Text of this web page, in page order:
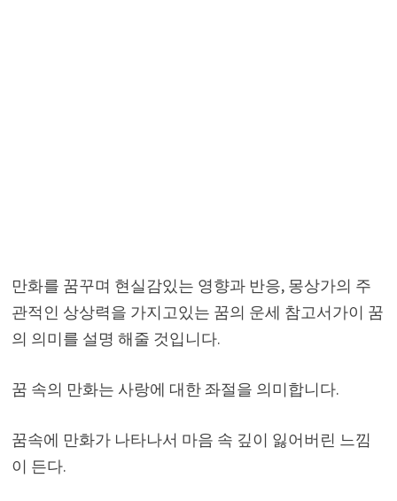
만화를 꿈꾸며 현실감있는 영향과 반응, 몽상가의 주
관적인 상상력을 가지고있는 꿈의 운세 참고서가이 꿈
의 의미를 설명 해줄 것입니다.
꿈 속의 만화는 사랑에 대한 좌절을 의미합니다.
꿈속에 만화가 나타나서 마음 속 깊이 잃어버린 느낌
이 든다.